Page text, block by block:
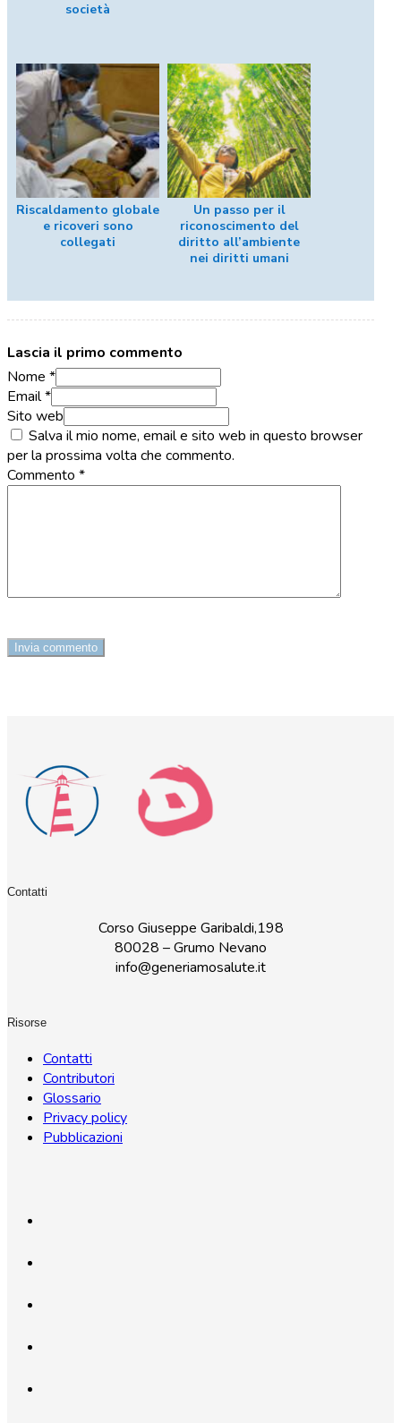
società
Riscaldamento globale
e ricoveri sono
collegati
Un passo per il
riconoscimento del
diritto all’ambiente
nei diritti umani
Lascia il primo commento
Nome *
Email *
Sito web
Salva il mio nome, email e sito web in questo browser
per la prossima volta che commento.
Commento *
Contatti
Corso Giuseppe Garibaldi,198
80028 – Grumo Nevano
info@generiamosalute.it
Risorse
Contatti
Contributori
Glossario
Privacy policy
Pubblicazioni